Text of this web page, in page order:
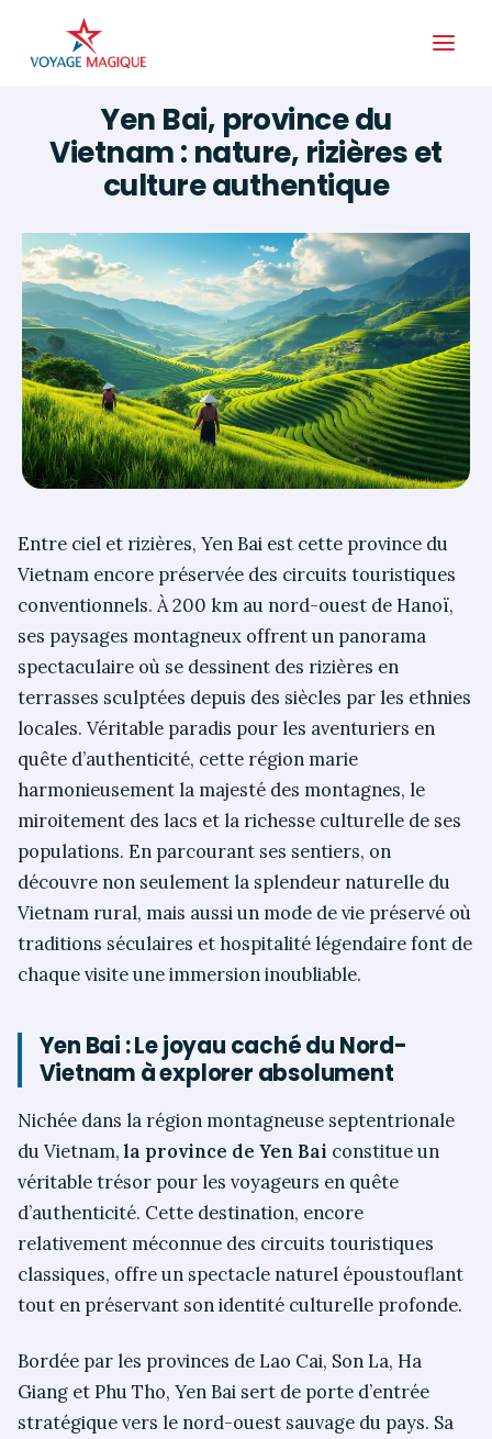
Yen Bai, province du
Vietnam : nature, rizières et
culture authentique
Entre ciel et rizières, Yen Bai est cette province du
Vietnam encore préservée des circuits touristiques
conventionnels. À 200 km au nord-ouest de Hanoï,
ses paysages montagneux offrent un panorama
spectaculaire où se dessinent des rizières en
terrasses sculptées depuis des siècles par les ethnies
locales. Véritable paradis pour les aventuriers en
quête d’authenticité, cette région marie
harmonieusement la majesté des montagnes, le
miroitement des lacs et la richesse culturelle de ses
populations. En parcourant ses sentiers, on
découvre non seulement la splendeur naturelle du
Vietnam rural, mais aussi un mode de vie préservé où
traditions séculaires et hospitalité légendaire font de
chaque visite une immersion inoubliable.
Yen Bai : Le joyau caché du Nord-
Vietnam à explorer absolument
Nichée dans la région montagneuse septentrionale
du Vietnam,la province de Yen Bai constitue un
véritable trésor pour les voyageurs en quête
d’authenticité. Cette destination, encore
relativement méconnue des circuits touristiques
classiques, offre un spectacle naturel époustouflant
tout en préservant son identité culturelle profonde.
Bordée par les provinces de Lao Cai, Son La, Ha
Giang et Phu Tho, Yen Bai sert de porte d’entrée
stratégique vers le nord-ouest sauvage du pays. Sa